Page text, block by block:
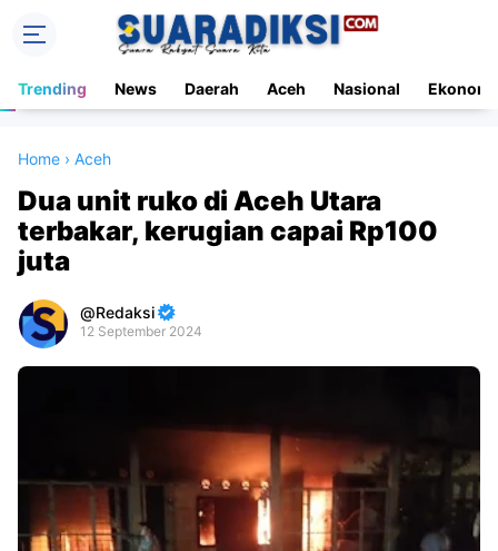
Trending News Daerah Aceh Nasional Ekonomi
Home › Aceh
Dua unit ruko di Aceh Utara
terbakar, kerugian capai Rp100
juta
Redaksi
12 September 2024
Premium
Shroff
Templates